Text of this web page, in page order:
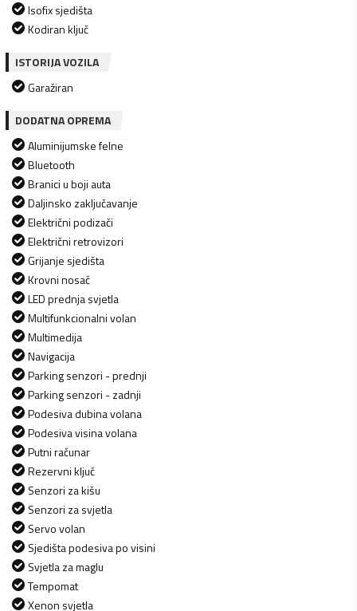
Isofix sjedišta
Kodiran ključ
ISTORIJA VOZILA
Garažiran
DODATNA OPREMA
Aluminijumske felne
Bluetooth
Branici u boji auta
Daljinsko zaključavanje
Električni podizači
Električni retrovizori
Grijanje sjedišta
Krovni nosač
LED prednja svjetla
Multifunkcionalni volan
Multimedija
Navigacija
Parking senzori - prednji
Parking senzori - zadnji
Podesiva dubina volana
Podesiva visina volana
Putni računar
Rezervni ključ
Senzori za kišu
Senzori za svjetla
Servo volan
Sjedišta podesiva po visini
Svjetla za maglu
Tempomat
Xenon svjetla